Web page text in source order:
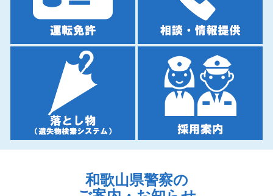
2026年6月30日
「和歌山県内の交通事故(令和８年５月末)」を掲載しまし
た。
2026年6月26日
「本日のたそがれコンサートは中止となりました」
「公開交通取締情報」を掲載しました。
「身元不明死者情報」を掲載しました。
「令和７年度障害者活躍推進計画の実施状況について」を
掲載しました。
2026年6月23日
て」を掲載しました。
運転免許更新・学科試験の事前予約制について
運転免許証とマイナンバーカードの一体化の概要について
落とし物の届出・検索和歌山県警察の